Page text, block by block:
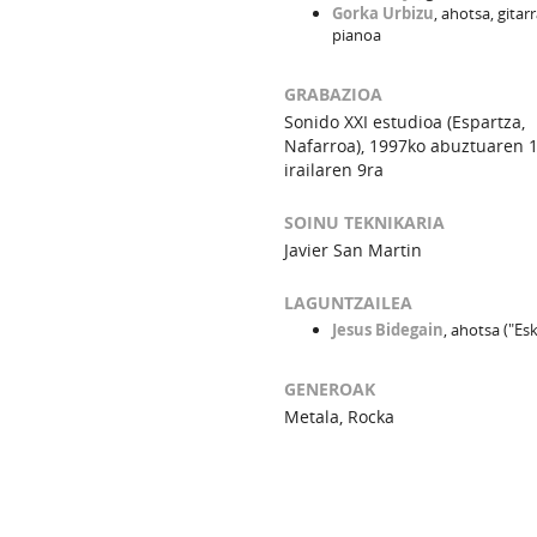
Gorka Urbizu, ahotsa,
pianoa
GRABAZIOA
Sonido XXI estudioa (Espartza,
Nafarroa), 1997ko abuztuaren
irailaren 9ra
SOINU TEKNIKARIA
Javier San Martin
LAGUNTZAILEA
Jesus Bidegain, ahotsa
GENEROAK
Metala, Rocka